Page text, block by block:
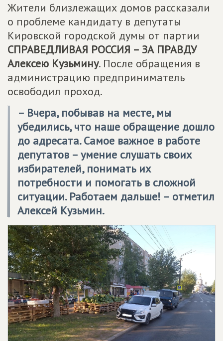
Жители близлежащих домов рассказали
о проблеме кандидату в депутаты
Кировской городской думы от партии
СПРАВЕДЛИВАЯ РОССИЯ – ЗА ПРАВДУ
Алексею Кузьмину. После обращения в
администрацию предприниматель
освободил проход.
– Вчера, побывав на месте, мы
убедились, что наше обращение дошло
до адресата. Самое важное в работе
депутатов – умение слушать своих
избирателей, понимать их
потребности и помогать в сложной
ситуации. Работаем дальше! – отметил
Алексей Кузьмин.